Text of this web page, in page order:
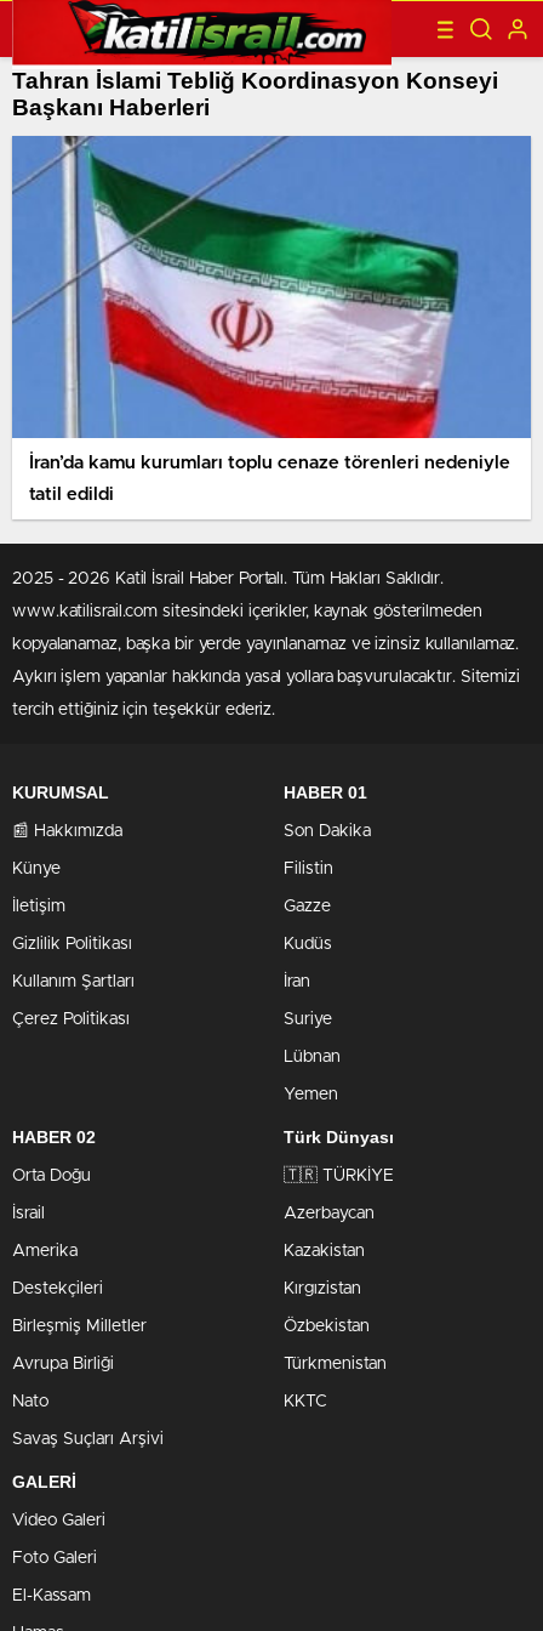
Tahran İslami Tebliğ Koordinasyon Konseyi
Başkanı Haberleri
İran’da kamu kurumları toplu cenaze törenleri nedeniyle
tatil edildi
2025 - 2026 Katil İsrail Haber Portalı. Tüm Hakları Saklıdır.
www.katilisrail.com sitesindeki içerikler, kaynak gösterilmeden
kopyalanamaz, başka bir yerde yayınlanamaz ve izinsiz kullanılamaz.
Aykırı işlem yapanlar hakkında yasal yollara başvurulacaktır. Sitemizi
tercih ettiğiniz için teşekkür ederiz.
KURUMSAL
📰 Hakkımızda
Künye
İletişim
Gizlilik Politikası
Kullanım Şartları
Çerez Politikası
HABER 01
Son Dakika
Filistin
Gazze
Kudüs
İran
Suriye
Lübnan
Yemen
HABER 02
Orta Doğu
İsrail
Amerika
Destekçileri
Birleşmiş Milletler
Avrupa Birliği
Nato
Savaş Suçları Arşivi
Türk Dünyası
🇹🇷 TÜRKİYE
Azerbaycan
Kazakistan
Kırgızistan
Özbekistan
Türkmenistan
KKTC
GALERİ
Video Galeri
Foto Galeri
El-Kassam